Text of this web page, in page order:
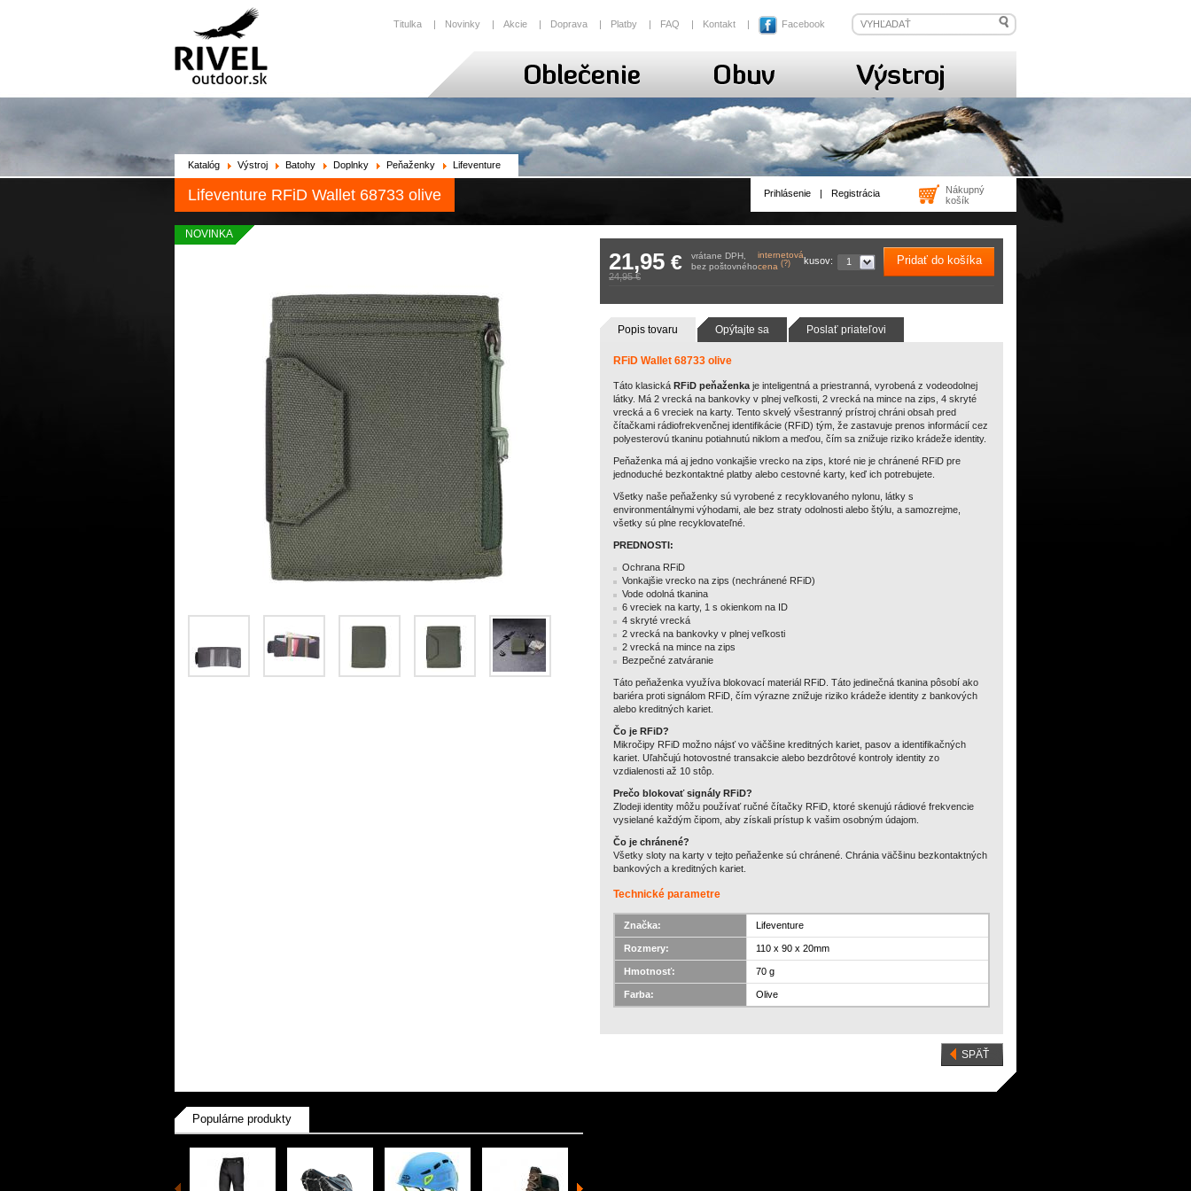
Titulka | Novinky | Akcie | Doprava | Platby | FAQ | Kontakt | Facebook
Prihlásenie | Registrácia
Nákupný
košík
Katalóg Výstroj Batohy Doplnky Peňaženky Lifeventure
Lifeventure RFiD Wallet 68733 olive
NOVINKA
21,95 €
24,95 €
vrátane DPH,
bez poštovného
internetová
cena (?) kusov: 1 Pridať do košíka
Popis tovaru Opýtajte sa Poslať priateľovi
RFiD Wallet 68733 olive
Táto klasická RFiD peňaženka je inteligentná a priestranná, vyrobená z vodeodolnej
látky. Má 2 vrecká na bankovky v plnej veľkosti, 2 vrecká na mince na zips, 4 skryté
vrecká a 6 vreciek na karty. Tento skvelý všestranný prístroj chráni obsah pred
čítačkami rádiofrekvenčnej identifikácie (RFiD) tým, že zastavuje prenos informácií cez
polyesterovú tkaninu potiahnutú niklom a meďou, čím sa znižuje riziko krádeže identity.
Peňaženka má aj jedno vonkajšie vrecko na zips, ktoré nie je chránené RFiD pre
jednoduché bezkontaktné platby alebo cestovné karty, keď ich potrebujete.
Všetky naše peňaženky sú vyrobené z recyklovaného nylonu, látky s
environmentálnymi výhodami, ale bez straty odolnosti alebo štýlu, a samozrejme,
všetky sú plne recyklovateľné.
PREDNOSTI:
Ochrana RFiD
Vonkajšie vrecko na zips (nechránené RFiD)
Vode odolná tkanina
6 vreciek na karty, 1 s okienkom na ID
4 skryté vrecká
2 vrecká na bankovky v plnej veľkosti
2 vrecká na mince na zips
Bezpečné zatváranie
Táto peňaženka využíva blokovací materiál RFiD. Táto jedinečná tkanina pôsobí ako
bariéra proti signálom RFiD, čím výrazne znižuje riziko krádeže identity z bankových
alebo kreditných kariet.
Čo je RFiD?
Mikročipy RFiD možno nájsť vo väčšine kreditných kariet, pasov a identifikačných
kariet. Uľahčujú hotovostné transakcie alebo bezdrôtové kontroly identity zo
vzdialenosti až 10 stôp.
Prečo blokovať signály RFiD?
Zlodeji identity môžu používať ručné čítačky RFiD, ktoré skenujú rádiové frekvencie
vysielané každým čipom, aby získali prístup k vašim osobným údajom.
Čo je chránené?
Všetky sloty na karty v tejto peňaženke sú chránené. Chránia väčšinu bezkontaktných
bankových a kreditných kariet.
Technické parametre
Značka: Lifeventure
Rozmery: 110 x 90 x 20mm
Hmotnosť: 70 g
Farba: Olive
SPÄŤ
Populárne produkty